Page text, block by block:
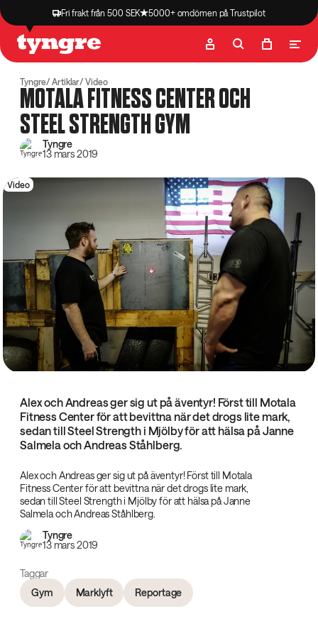
Fri frakt från 500 SEK 5000+ omdömen på Trustpilot
Butik Recept
Tyngre Artiklar Video
MOTALA FITNESS CENTER OCH
STEEL STRENGTH GYM
Tyngre
13 mars 2019
Video
Alex och Andreas ger sig ut på äventyr! Först till Motala
Fitness Center för att bevittna när det drogs lite mark,
sedan till Steel Strength i Mjölby för att hälsa på Janne
Salmela och Andreas Ståhlberg.
Alex och Andreas ger sig ut på äventyr! Först till Motala
Fitness Center för att bevittna när det drogs lite mark,
sedan till Steel Strength i Mjölby för att hälsa på Janne
Salmela och Andreas Ståhlberg.
Tyngre
13 mars 2019
Taggar
Gym
Marklyft Reportage